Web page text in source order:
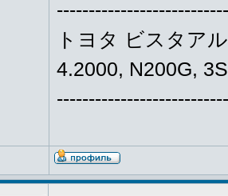
トヨタ ビスタア
4.2000, N200G,